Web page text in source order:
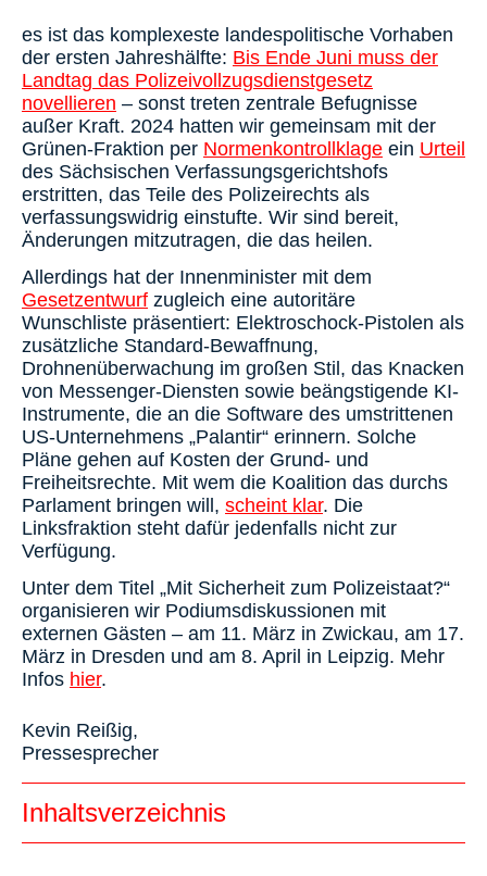
es ist das komplexeste landespolitische Vorhaben
der ersten Jahreshälfte: Bis Ende Juni muss der
Landtag das Polizeivollzugsdienstgesetz
novellieren – sonst treten zentrale Befugnisse
außer Kraft. 2024 hatten wir gemeinsam mit der
Grünen-Fraktion per Normenkontrollklage ein Urteil
des Sächsischen Verfassungsgerichtshofs
erstritten, das Teile des Polizeirechts als
verfassungswidrig einstufte. Wir sind bereit,
Änderungen mitzutragen, die das heilen.
Allerdings hat der Innenminister mit dem
Gesetzentwurf zugleich eine autoritäre
Wunschliste präsentiert: Elektroschock-Pistolen als
zusätzliche Standard-Bewaffnung,
Drohnenüberwachung im großen Stil, das Knacken
von Messenger-Diensten sowie beängstigende KI-
Instrumente, die an die Software des umstrittenen
US-Unternehmens „Palantir“ erinnern. Solche
Pläne gehen auf Kosten der Grund- und
Freiheitsrechte. Mit wem die Koalition das durchs
Parlament bringen will, scheint klar. Die
Linksfraktion steht dafür jedenfalls nicht zur
Verfügung.
Unter dem Titel „Mit Sicherheit zum Polizeistaat?“
organisieren wir Podiumsdiskussionen mit
externen Gästen – am 11. März in Zwickau, am 17.
März in Dresden und am 8. April in Leipzig. Mehr
Infos hier.
Kevin Reißig,
Pressesprecher
Inhaltsverzeichnis